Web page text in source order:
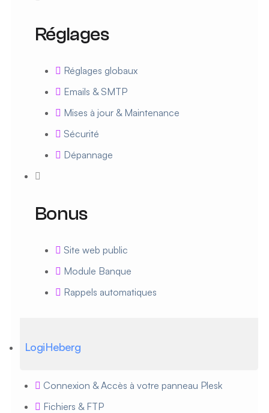
Réglages
Réglages globaux
Emails & SMTP
Mises à jour & Maintenance
Sécurité
Dépannage
Bonus
Site web public
Module Banque
Rappels automatiques
LogiHeberg
Connexion & Accès à votre panneau Plesk
Fichiers & FTP